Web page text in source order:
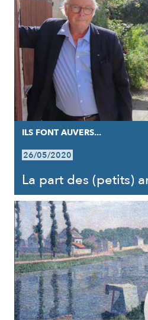
ILS FONT AUVERS...
26/05/2020
La part des (petits)